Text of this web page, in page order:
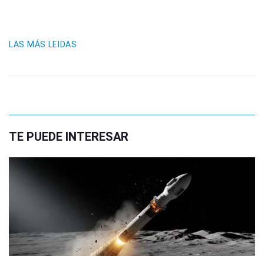
LAS MÁS LEIDAS
TE PUEDE INTERESAR